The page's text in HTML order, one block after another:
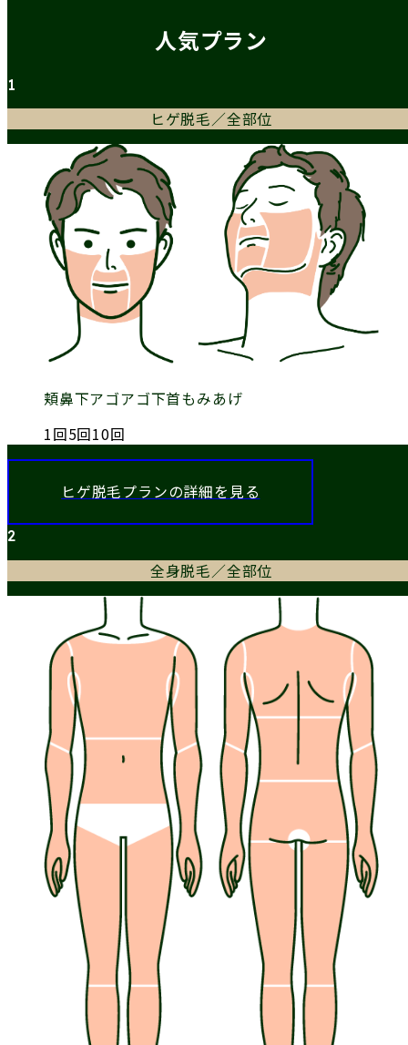
人気プラン
1
ヒゲ脱毛／全部位
頬鼻下アゴアゴ下首もみあげ
1回5回10回
ヒゲ脱毛プランの詳細を見る
2
全身脱毛／全部位